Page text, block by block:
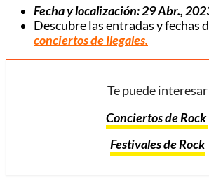
Fecha y localización: 29 Abr.,
Descubre las entradas y fechas
conciertos de Ilegales.
Te puede interesar
Conciertos de Rock
Festivales de Rock